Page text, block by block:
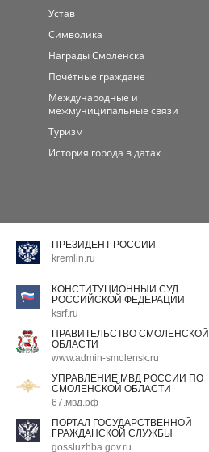
Устав
Символика
Награды Смоленска
Почётные граждане
Международные и
межмуниципальные связи
Туризм
История города в датах
ПРЕЗИДЕНТ РОССИИ
kremlin.ru
КОНСТИТУЦИОННЫЙ СУД
РОССИЙСКОЙ ФЕДЕРАЦИИ
ksrf.ru
ПРАВИТЕЛЬСТВО СМОЛЕНСКОЙ
ОБЛАСТИ
www.admin-smolensk.ru
УПРАВЛЕНИЕ МВД РОССИИ ПО
СМОЛЕНСКОЙ ОБЛАСТИ
67.мвд.рф
ПОРТАЛ ГОСУДАРСТВЕННОЙ
ГРАЖДАНСКОЙ СЛУЖБЫ
gossluzhba.gov.ru